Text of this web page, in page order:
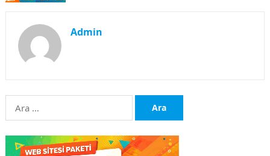
Admin
Arama: